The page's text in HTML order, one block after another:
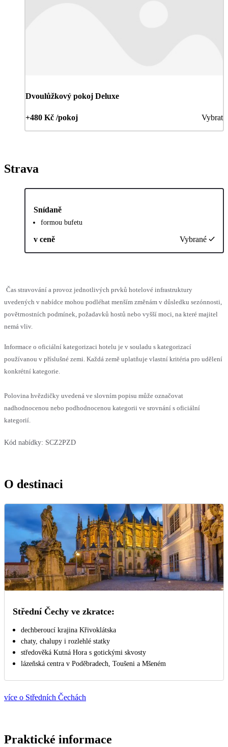
Dvoulůžkový pokoj Deluxe
+480 Kč /pokoj Vybrat
Strava
Snídaně
formou bufetu
v ceně Vybrané
Čas stravování a provoz jednotlivých prvků hotelové infrastruktury
uvedených v nabídce mohou podléhat menším změnám v důsledku sezónnosti,
povětrnostních podmínek, požadavků hostů nebo vyšší moci, na které majitel
nemá vliv.
Informace o oficiální kategorizaci hotelu je v souladu s kategorizací
používanou v příslušné zemi. Každá země uplatňuje vlastní kritéria pro udělení
konkrétní kategorie.
Polovina hvězdičky uvedená ve slovním popisu může označovat
nadhodnocenou nebo podhodnocenou kategorii ve srovnání s oficiální
kategorií.
Kód nabídky: SCZ2PZD
O destinaci
Střední Čechy ve zkratce:
dechberoucí krajina Křivoklátska
chaty, chalupy i rozlehlé statky
středověká Kutná Hora s gotickými skvosty
lázeňská centra v Poděbradech, Toušeni a Mšeném
více o Středních Čechách
Praktické informace